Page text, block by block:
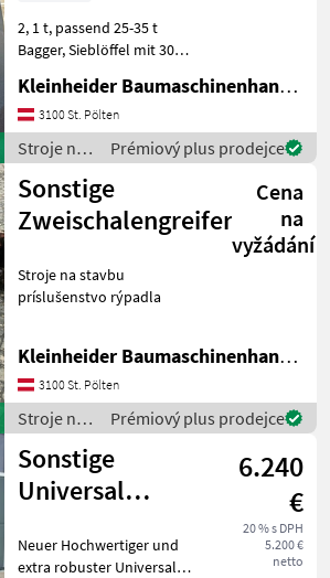
2, 1 t, passend 25-35 t
Bagger, Sieblöffel mit 30
absolut neuwertig Stroje na
stavbu príslušenstvo
rýpadla
Kleinheider Baumaschinenhandel GmbH.
3100 St. Pölten
Stroje na
stavbu /
Sonstige
Prémiový plus prodejce
Sonstige
Zweischalengreifer
Cena
na
vyžádání
Stroje na stavbu
príslušenstvo rýpadla
Kleinheider Baumaschinenhandel GmbH.
3100 St. Pölten
Stroje na
stavbu /
Sonstige
Prémiový plus prodejce
Sonstige
Universal
Sortiergreifer 7-
6.240
€
20 % s DPH
5.200 €
netto
Neuer Hochwertiger und
extra robuster Universal